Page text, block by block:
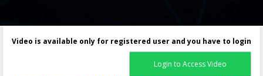
Video is available only for registered user and you have to login
Login to Access Video